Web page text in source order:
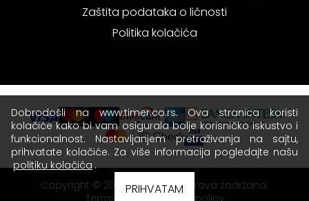
Zaštita podataka o ličnosti
Politika kolačića
Copyright © 2026 Timer - Sva prava zadržana.
Terms of use
Privacy policy
Dobrodošli na www.timer.co.rs. Ova stranica koristi
kolačiće kako bi vam osigurala bolje korisničko iskustvo i
funkcionalnost. Nastavljanjem pretraživanja na sajtu,
prihvatate kolačiće. Za više informacija pogledajte našu
politiku kolačića.
PRIHVATAM